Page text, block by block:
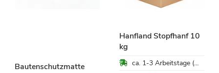
Bautenschutzmatte
Hanfland Stopfhanf 10
kg
ca. 1-3 Arbeitstage (Mo-Fr)